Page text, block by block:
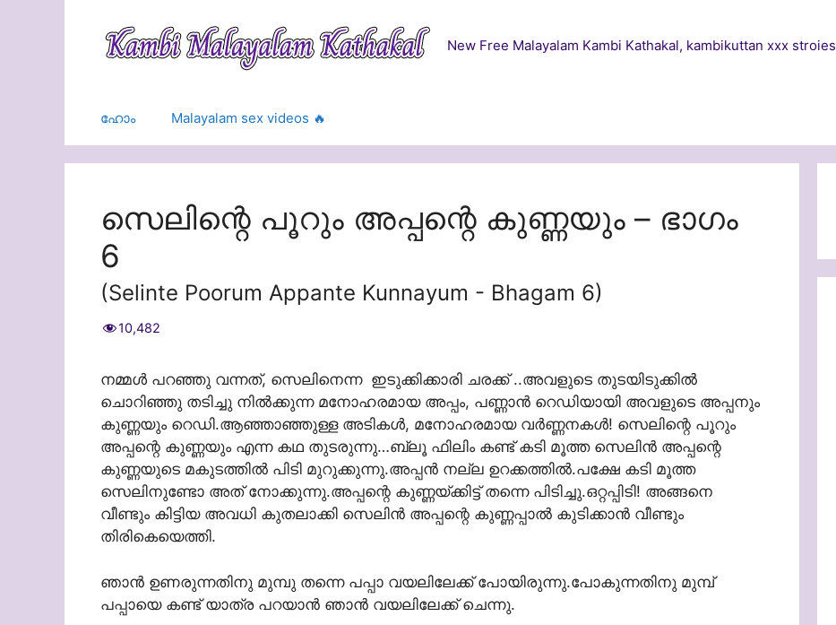
New Free Malayalam Kambi Kathakal, kambikuttan xxx stroies
ഹോം Malayalam sex videos 🔥
സെലിന്റെ പൂറും അപ്പന്റെ കുണ്ണയും – ഭാഗം
6
(Selinte Poorum Appante Kunnayum - Bhagam 6)
10,482
നമ്മള്‍ പറഞ്ഞു വന്നത്, സെലിനെന്ന ഇടുക്കിക്കാരി ചരക്ക് ..അവളുടെ തുടയിടുക്കില്‍
ചൊറിഞ്ഞു തടിച്ചു നില്‍ക്കുന്ന മനോഹരമായ അപ്പം, പണ്ണാന്‍ റെഡിയായി അവളുടെ അപ്പനും
കുണ്ണയും റെഡി.ആഞ്ഞാഞ്ഞുള്ള അടികള്‍, മനോഹരമായ വര്‍ണ്ണനകള്‍! സെലിന്റെ പൂറും
അപ്പന്റെ കുണ്ണയും എന്ന കഥ തുടരുന്നു…ബ്ലൂ ഫിലിം കണ്ട് കടി മൂത്ത സെലിന്‍ അപ്പന്റെ
കുണ്ണയുടെ മകുടത്തില്‍ പിടി മുറുക്കുന്നു.അപ്പന്‍ നല്ല ഉറക്കത്തില്‍.പക്ഷേ കടി മൂത്ത
സെലിനുണ്ടോ അത് നോക്കുന്നു.അപ്പന്റെ കുണ്ണയ്ക്കിട്ട് തന്നെ പിടിച്ചു.ഒറ്റപ്പിടി! അങ്ങനെ
വീണ്ടും കിട്ടിയ അവധി കുതലാക്കി സെലിന്‍ അപ്പന്റെ കുണ്ണപ്പാല്‍ കുടിക്കാന്‍ വീണ്ടും
തിരികെയെത്തി.
ഞാന്‍ ഉണരുന്നതിനു മുമ്പു തന്നെ പപ്പാ വയലിലേക്ക് പോയിരുന്നു.പോകുന്നതിനു മുമ്പ്
പപ്പായെ കണ്ട് യാത്ര പറയാന്‍ ഞാന്‍ വയലിലേക്ക് ചെന്നു.